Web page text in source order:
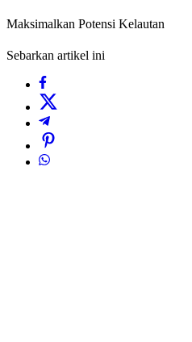
Maksimalkan Potensi Kelautan
Sebarkan artikel ini